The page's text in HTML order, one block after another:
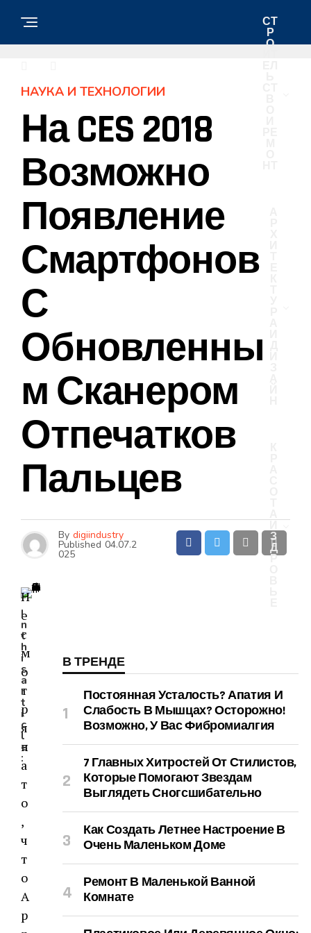
СТ
Р
О
З
Д
Р
НАУКА И ТЕХНОЛОГИИ
На CES 2018
Возможно
Появление
Смартфонов
С
Обновленны
М Сканером
Отпечатков
Пальцев
By digiindustry
Published 04.07.2
025
Н
е
с
м
о
т
р
я
н
а
т
о
,
ч
т
о
A
p
I
n
t
h
i
s
a
r
t
i
c
l
e
:
В ТРЕНДЕ
Постоянная Усталость? Апатия И
Слабость В Мышцах? Осторожно!
Возможно, У Вас Фибромиалгия
7 Главных Хитростей От Стилистов,
Которые Помогают Звездам
Выглядеть Сногсшибательно
Как Создать Летнее Настроение В
Очень Маленьком Доме
Ремонт В Маленькой Ванной
Комнате